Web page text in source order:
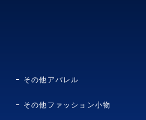
その他アパレル
その他ファッション小物